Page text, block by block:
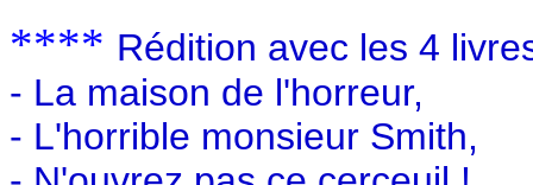
**** Rédition avec les 4
- La maison de l'horreur,
- L'horrible monsieur Smith,